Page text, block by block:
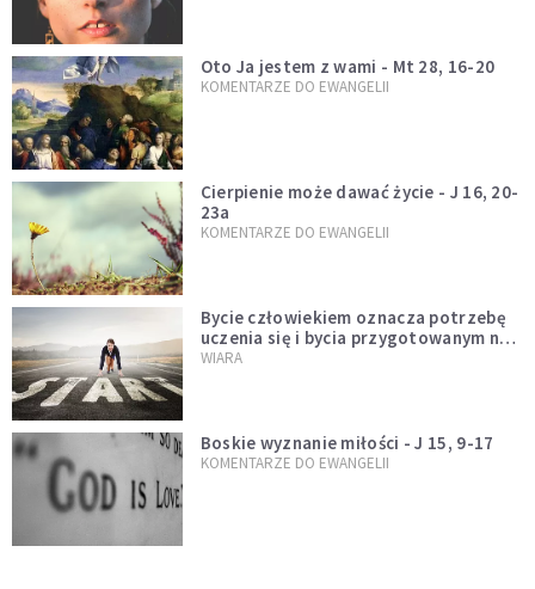
Oto Ja jestem z wami - Mt 28, 16-20
KOMENTARZE DO EWANGELII
Cierpienie może dawać życie - J 16, 20-
23a
KOMENTARZE DO EWANGELII
Bycie człowiekiem oznacza potrzebę
uczenia się i bycia przygotowanym na
nowość każdej sytuacji
WIARA
Boskie wyznanie miłości - J 15, 9-17
KOMENTARZE DO EWANGELII